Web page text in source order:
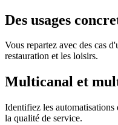
Des usages
Vous repartez avec des cas
restauration et les loisirs.
Multicanal et
Identifiez les automatisations
la qualité de service.